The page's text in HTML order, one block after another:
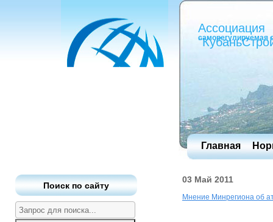
Ассоциация
саморегулируемая
Главная
Поиск по сайту
03 Май 2011
Мнение Минрегиона об